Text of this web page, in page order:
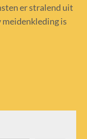
er stralend uit
meidenkleding is